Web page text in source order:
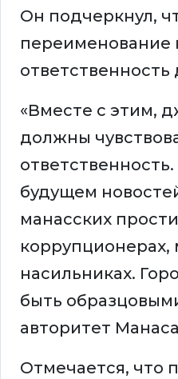
Он подчеркнул,
переименование
«Вместе с этим,
должны
будущем
манасских
коррупционерах,
насильниках.
быть
авторитет
Отмечается, что